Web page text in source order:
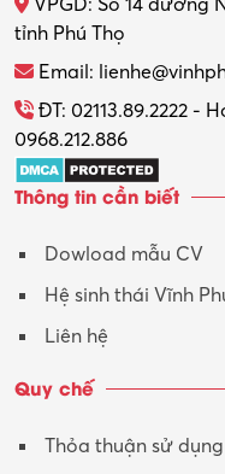
Thực tập
Tổ chức sự kiện –
Trợ lý
Tư vấn
Tư vấn – Kiến trúc
VPGD: Số 14 đường
tỉnh Phú Thọ
Email:
ĐT: 02113.89.2222 -
0968.212.886
Thông tin cần biết
Dowload mẫu CV
Hệ sinh thái Vĩnh
Liên hệ
Quy chế
Thỏa thuận sử